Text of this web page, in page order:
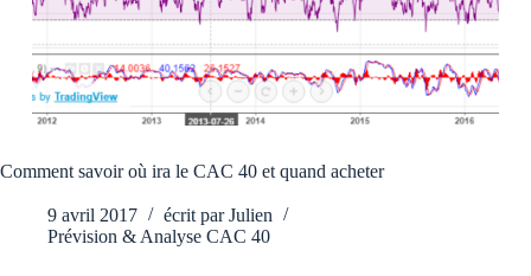
Comment savoir où ira le CAC 40 et quand acheter
9 avril 2017 écrit par Julien
Prévision & Analyse CAC 40